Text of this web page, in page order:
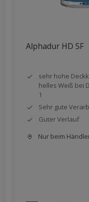
Alphadur HD SF
sehr hohe
helles Weiß bei
1
Sehr gute
Guter Verlauf
Nur beim